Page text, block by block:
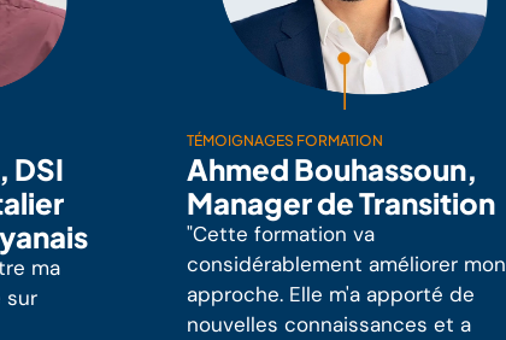
DSI
ma
sur
TÉMOIGNAGES FORMATION
Ahmed Bouhassoun,
Manager de Transition
"Cette formation va
considérablement améliorer mon
approche. Elle m'a apporté de
nouvelles connaissances et a